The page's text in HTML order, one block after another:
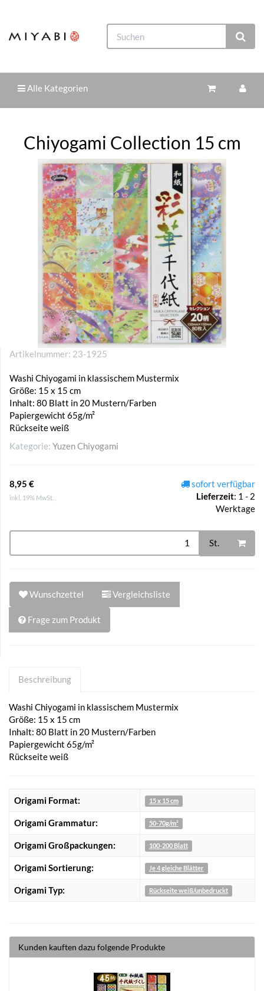
Alle Kategorien
Chiyogami Collection 15 cm
Artikelnummer: 23-1925
Washi Chiyogami in klassischem Mustermix
Größe: 15 x 15 cm
Inhalt: 80 Blatt in 20 Mustern/Farben
Papiergewicht 65g/m²
Rückseite weiß
Kategorie: Yuzen Chiyogami
8,95 €
inkl. 19% MwSt. ,
sofort verfügbar
Lieferzeit: 1 - 2
Werktage
St.
Wunschzettel Vergleichsliste
Frage zum Produkt
Beschreibung
Washi Chiyogami in klassischem Mustermix
Größe: 15 x 15 cm
Inhalt: 80 Blatt in 20 Mustern/Farben
Papiergewicht 65g/m²
Rückseite weiß
Origami Format: 15 x 15 cm
Origami Grammatur: 50-70g/m²
Origami Großpackungen: 100-200 Blatt
Origami Sortierung: Je 4 gleiche Blätter
Origami Typ: Rückseite weiß/unbedruckt
Kunden kauften dazu folgende Produkte